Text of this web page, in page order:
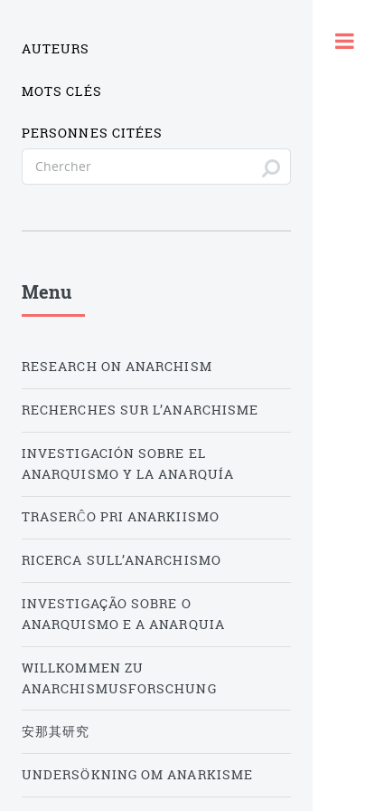
AUTEURS
MOTS CLÉS
PERSONNES CITÉES
Menu
RESEARCH ON ANARCHISM
RECHERCHES SUR L’ANARCHISME
INVESTIGACIÓN SOBRE EL
ANARQUISMO Y LA ANARQUÍA
TRASERĈO PRI ANARKIISMO
RICERCA SULL’ANARCHISMO
INVESTIGAÇÃO SOBRE O
ANARQUISMO E A ANARQUIA
WILLKOMMEN ZU
ANARCHISMUSFORSCHUNG
安那其研究
UNDERSÖKNING OM ANARKISME